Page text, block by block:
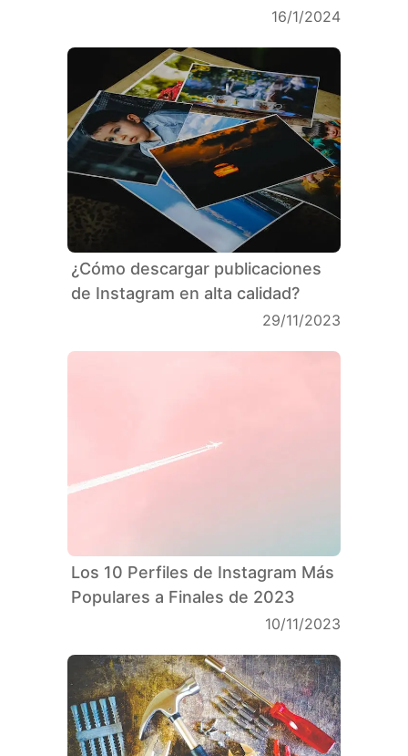
16/1/2024
¿Cómo descargar publicaciones
de Instagram en alta calidad?
29/11/2023
Los 10 Perfiles de Instagram Más
Populares a Finales de 2023
10/11/2023